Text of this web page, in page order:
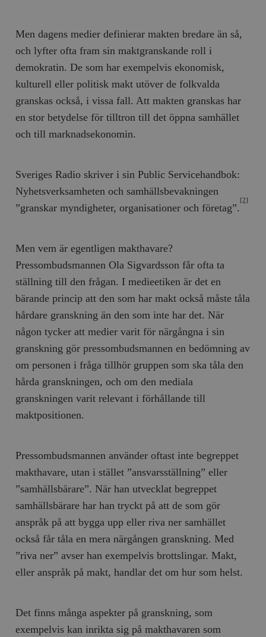
Men dagens medier definierar makten bredare än så,
och lyfter ofta fram sin maktgranskande roll i
demokratin. De som har exempelvis ekonomisk,
kulturell eller politisk makt utöver de folkvalda
granskas också, i vissa fall. Att makten granskas har
en stor betydelse för tilltron till det öppna samhället
och till marknadsekonomin.
Sveriges Radio skriver i sin Public Service­handbok:
Nyhetsverksamheten och samhällsbevakningen
”granskar myndigheter, organisationer och företag”.
[2]
Men vem är egentligen makthavare?
Pressombudsmannen Ola Sigvardsson får ofta ta
ställning till den frågan. I medieetiken är det en
bärande princip att den som har makt också måste tåla
hårdare granskning än den som inte har det. När
någon tycker att medier varit för närgångna i sin
granskning gör pressombudsmannen en bedömning av
om personen i fråga tillhör gruppen som ska tåla den
hårda granskningen, och om den mediala
granskningen varit relevant i förhållande till
maktpositionen.
Pressombudsmannen använder oftast inte begreppet
makthavare, utan i stället ”ansvarsställning” eller
”samhällsbärare”. När han utvecklat begreppet
samhällsbärare har han tryckt på att de som gör
anspråk på att bygga upp eller riva ner samhället
också får tåla en mera närgången granskning. Med
”riva ner” avser han exempelvis brottslingar. Makt,
eller anspråk på makt, handlar det om hur som helst.
Det finns många aspekter på granskning, som
exempelvis kan inrikta sig på makthavaren som